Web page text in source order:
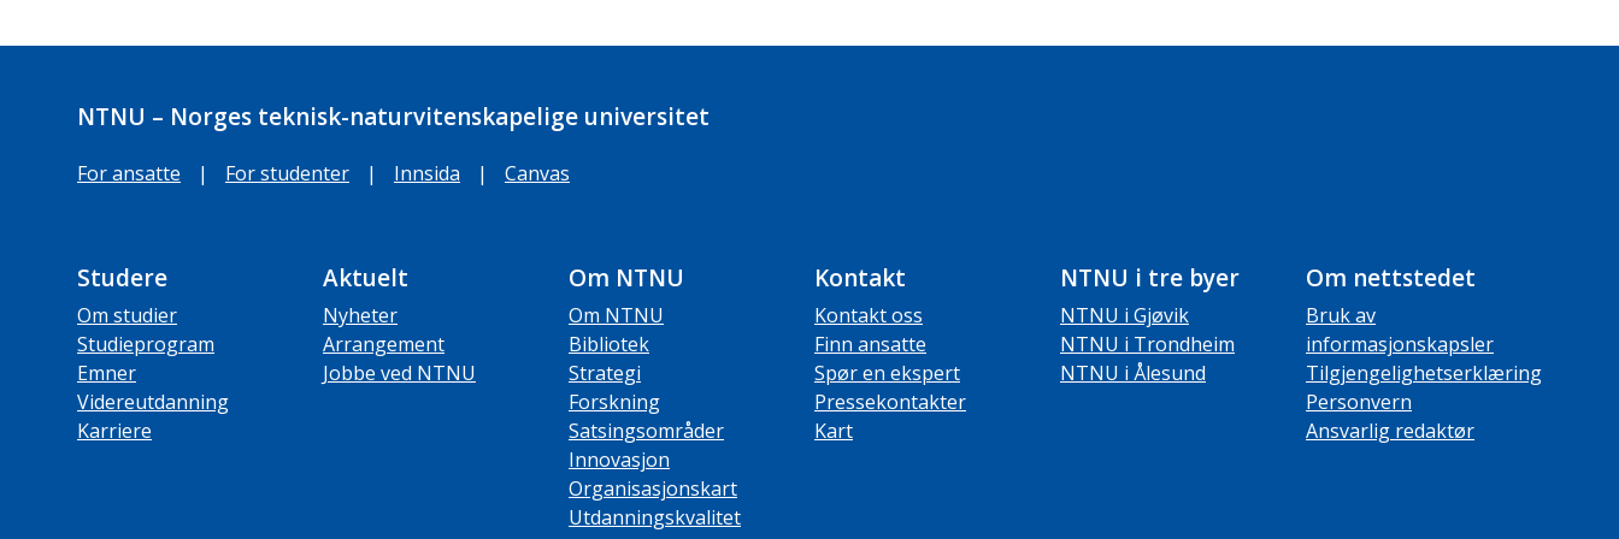
NTNU – Norges teknisk-naturvitenskapelige universitet
For ansatte | For studenter | Innsida | Canvas
Studere
Om studier
Studieprogram
Emner
Videreutdanning
Karriere
Aktuelt
Nyheter
Arrangement
Jobbe ved NTNU
Om NTNU
Om NTNU
Bibliotek
Strategi
Forskning
Satsingsområder
Innovasjon
Organisasjonskart
Utdanningskvalitet
Kontakt
Kontakt oss
Finn ansatte
Spør en ekspert
Pressekontakter
Kart
NTNU i tre byer
NTNU i Gjøvik
NTNU i Trondheim
NTNU i Ålesund
Om nettstedet
Bruk av
informasjonskapsler
Tilgjengelighetserklæring
Personvern
Ansvarlig redaktør